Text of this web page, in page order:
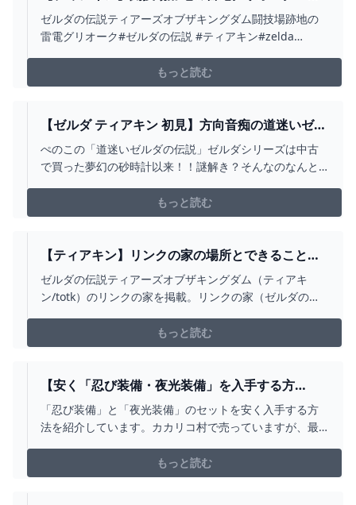
ルダの伝説ティアーズオブザキングダム #ゼル
ダの伝説 #ティアキン #ZELDA #SHORTS -
ゼルダの伝説ティアーズオブザキングダム闘技場跡地の
雷電グリオーク#ゼルダの伝説 #ティアキン#zelda
もっと読む
【ゼルダ ティアキン 初見】方向音痴の道迷いゼル
ダの伝説 強い装備ほしい！！マップ広げて素材
集めて祠めぐる【ティアーズオブザキングダム 個
ぺのこの「道迷いゼルダの伝説」ゼルダシリーズは中古
で買った夢幻の砂時計以来！！謎解き？そんなのなんと
が好きだ！！）https://youtube.com/live/QQaH6qx2VhI
＜＜＜＜配信コメントのガイドライン＞＞＞＞OKコメン
もっと読む
【ティアキン】リンクの家の場所とできること
【ゼルダの伝説ティアーズオブザキングダム】 -
神ゲー攻略
ゼルダの伝説ティアーズオブザキングダム（ティアキ
ン/totk）のリンクの家を掲載。リンクの家（ゼルダの
察についても紹介しています。
もっと読む
【安く「忍び装備・夜光装備」を入手する方
法】 病は瘴気から ミニチャレンジ 5000ルピ
ー ヒダマリ草の場所 カカリコ村 攻略 ゼ
ィアキン - YOUTUBE
「忍び装備」と「夜光装備」のセットを安く入手する方
法を紹介しています。カカリコ村で売っていますが、最
ルピー」まで安くするミニチャレンジ「病は瘴気から」
の進め方を紹介しています。忍び装備は「静かさアッ
もっと読む